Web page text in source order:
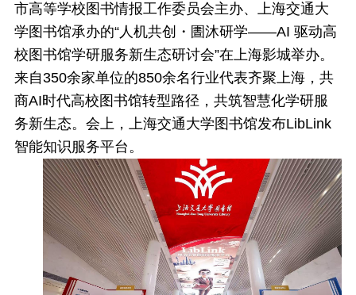
市高等学校图书情报工作委员会主办、上海交通大
学图书馆承办的“人机共创・圕沐研学——AI 驱动高
校图书馆学研服务新生态研讨会”在上海影城举办。
来自350余家单位的850余名行业代表齐聚上海，共
商AI时代高校图书馆转型路径，共筑智慧化学研服
务新生态。 会上，上海交通大学图书馆发布LibLink
智能知识服务平台。